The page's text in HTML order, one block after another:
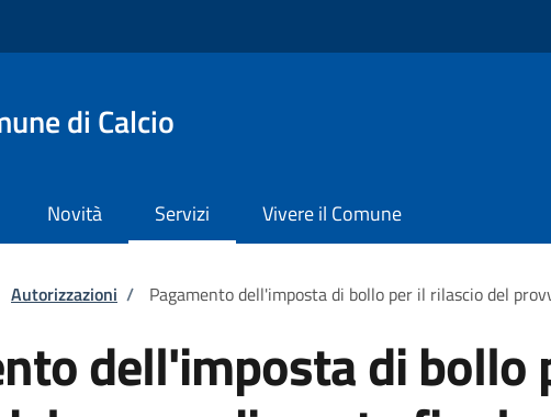
di Calcio
Novità Servizi Vivere il Comune
pane
Autorizzazioni / Pagamento dell'imposta di bollo per il rilascio del
dell'imposta di bollo